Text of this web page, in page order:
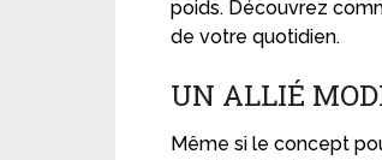
poids. Découvrez
de votre quotidien.
UN ALLIÉ
Même si le concept